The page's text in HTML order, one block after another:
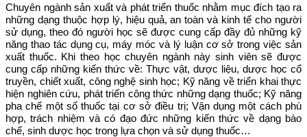
Chuyên ngành sản xuất và phát triển thuốc nhằm mục đích tạo ra
những dạng thuộc hợp lý, hiệu quả, an toàn và kinh tế cho người
sử dụng, theo đó người học sẽ được cung cấp đầy đủ những kỹ
năng thao tác dụng cụ, máy móc và lý luận cơ sở trong việc sản
xuất thuốc. Khi theo học chuyên ngành này sinh viên sẽ được
cung cấp những kiến thức về: Thực vật, dược liệu, dược học cổ
truyền, chiết xuất, công nghệ sinh học; Kỹ năng về triển khai thực
hiện nghiên cứu, phát triển công thức những dạng thuốc; Kỹ năng
pha chế một số thuốc tại cơ sở điều trị; Vận dụng một cách phù
hợp, trách nhiệm và có đạo đức những kiến thức về dạng bào
chế, sinh dược học trong lựa chọn và sử dụng thuốc…